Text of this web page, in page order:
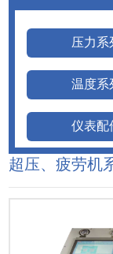
压力系
温度系
仪表配
超压、疲劳机